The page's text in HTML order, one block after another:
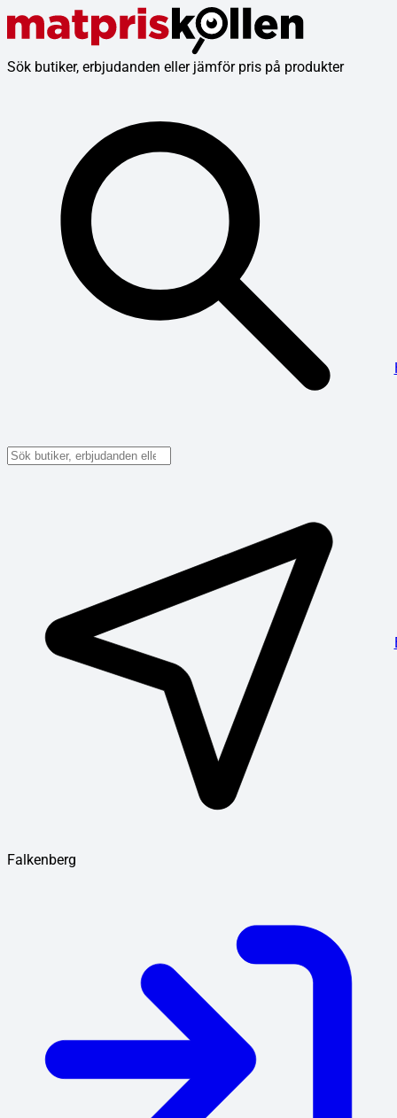
Sök butiker, erbjudanden eller jämför pris på produkter
Falkenberg